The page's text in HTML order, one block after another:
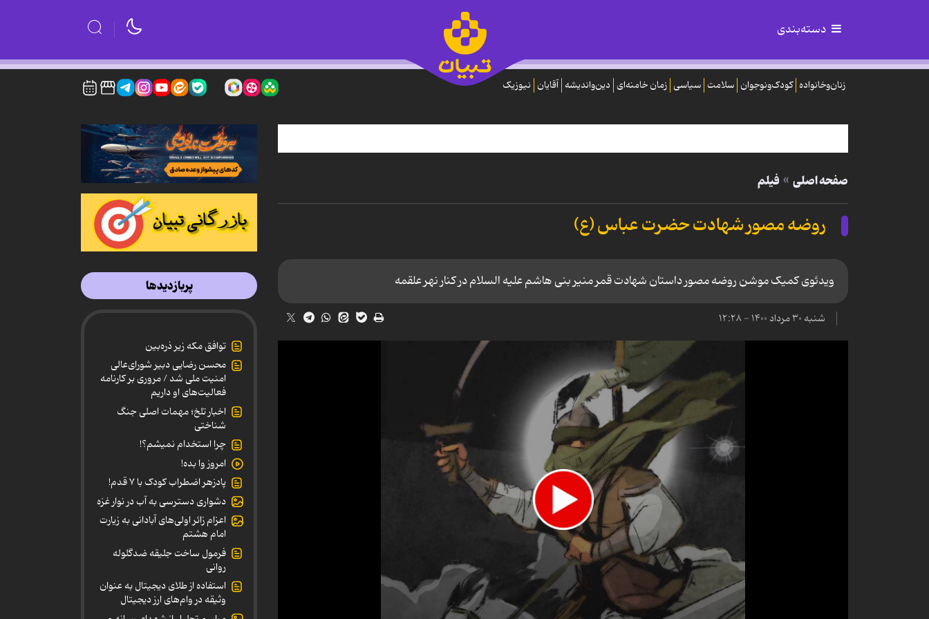
دسته‌بندی
زنان‌وخانواده کودک‌ونوجوان سلامت سیاسی زمان خامنه‌ای دین‌واندیشه آقایان نیوزیک
صفحه اصلی فیلم
روضه مصور شهادت حضرت عباس (ع)
ویدئوی کمیک موشن روضه مصور داستان شهادت قمر منیر بنی هاشم علیه السلام در کنار نهر علقمه
شنبه ۳۰ مرداد ۱۴۰۰ - ۱۲:۲۸
پربازدیدها
توافق مکه زیر ذره‌بین
محسن رضایی دبیر شورای‌عالی
امنیت ملی شد / مروری بر کارنامه
فعالیت‌های او داریم
اخبار تلخ؛ مهمات اصلی جنگ
شناختی
چرا استخدام نمیشم؟!
امروز وا بده!
پادزهر اضطراب کودک با ۷ قدم!
دشواری دسترسی به آب در نوار غزه
اعزام زائر اولی‌های آبادانی به زیارت
امام هشتم
فرمول ساخت جلیقه ضدگلوله
روانی
استفاده از طلای دیجیتال به عنوان
وثیقه در وام‌های ارز دیجیتال